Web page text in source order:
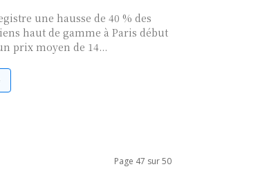
une hausse de 40 % des
haut de gamme à Paris début
prix moyen de 14...
Page 47 sur 50